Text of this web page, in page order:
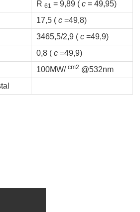
R 61 = 9,89 ( c = 49,95)
17,5 ( c =49,8)
3465,5/2,9 ( c =49,9)
0,8 ( c =49,9)
100MW/ cm2 @532nm